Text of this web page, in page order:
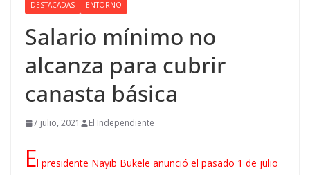
DESTACADAS ENTORNO
Salario mínimo no
alcanza para cubrir
canasta básica
7 julio, 2021 El Independiente
El presidente Nayib Bukele anunció el pasado 1 de julio